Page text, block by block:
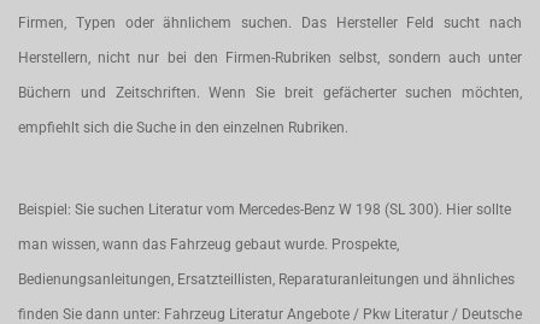
Firmen, Typen oder ähnlichem suchen. Das Hersteller Feld sucht nach
Herstellern, nicht nur bei den Firmen-Rubriken selbst, sondern auch unter
Büchern und Zeitschriften. Wenn Sie breit gefächerter suchen möchten,
empfiehlt sich die Suche in den einzelnen Rubriken.
Beispiel: Sie suchen Literatur vom Mercedes-Benz W 198 (SL 300). Hier sollte
man wissen, wann das Fahrzeug gebaut wurde. Prospekte,
Bedienungsanleitungen, Ersatzteillisten, Reparaturanleitungen und ähnliches
finden Sie dann unter: Fahrzeug Literatur Angebote / Pkw Literatur / Deutsche